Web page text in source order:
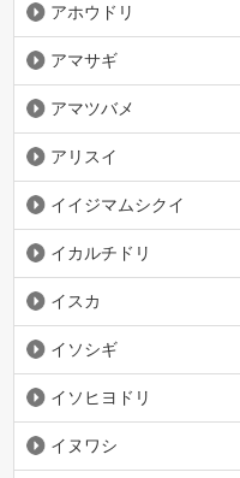
アホウドリ
アマサギ
アマツバメ
アリスイ
イイジマムシクイ
イカルチドリ
イスカ
イソシギ
イソヒヨドリ
イヌワシ